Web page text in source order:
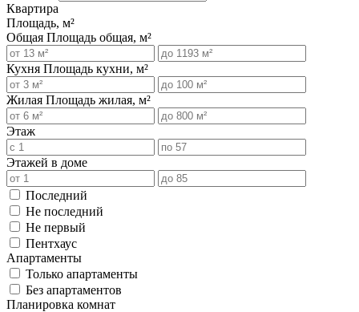
Квартира
Площадь, м²
Общая Площадь общая, м²
Кухня Площадь кухни, м²
Жилая Площадь жилая, м²
Этаж
Этажей в доме
Последний
Не последний
Не первый
Пентхаус
Апартаменты
Только апартаменты
Без апартаментов
Планировка комнат